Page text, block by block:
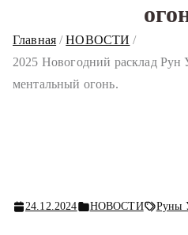
Главная
НОВОСТИ
2025 Новогодний расклад Рун
ментальный огонь.
24.12.2024 НОВОСТИ Руны